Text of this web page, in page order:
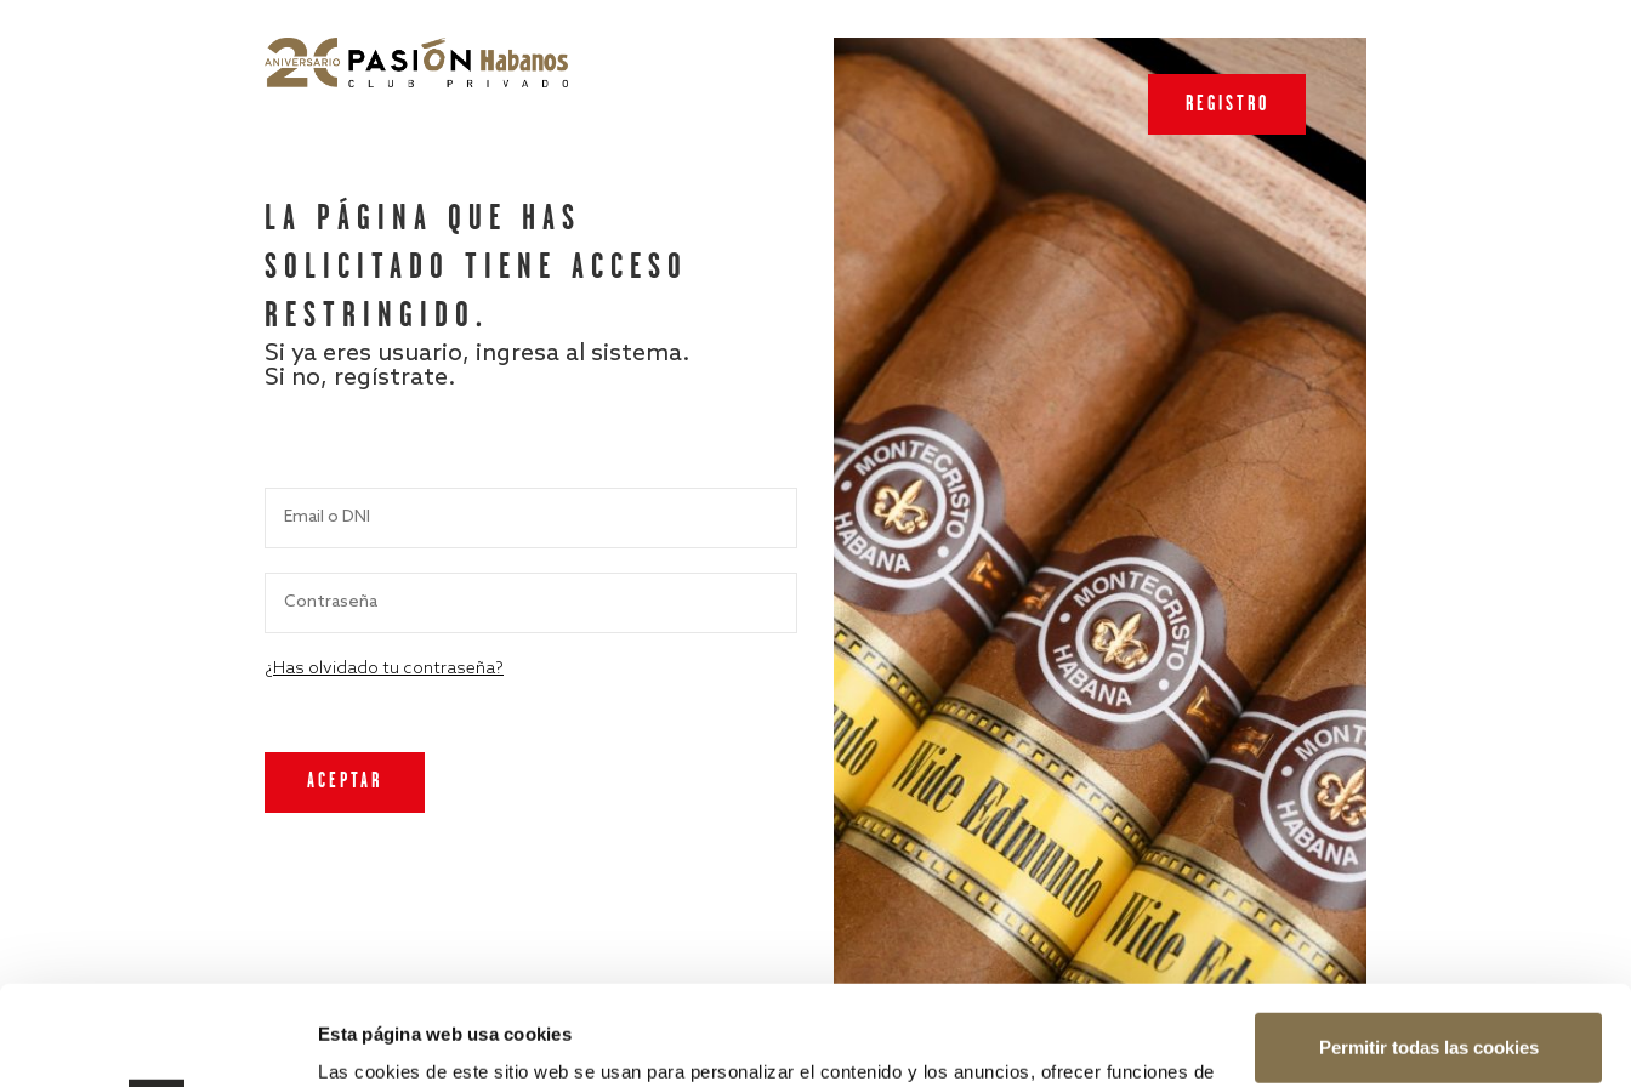
Esta página web usa cookies
Las cookies de este sitio web se usan para personalizar el contenido y los anuncios, ofrecer funciones de
Permitir todas las cookies
LA PÁGINA QUE HAS
SOLICITADO TIENE ACCESO
RESTRINGIDO.
Si ya eres usuario, ingresa al sistema.
Si no, regístrate.
¿Has olvidado tu contraseña?
REGISTRO